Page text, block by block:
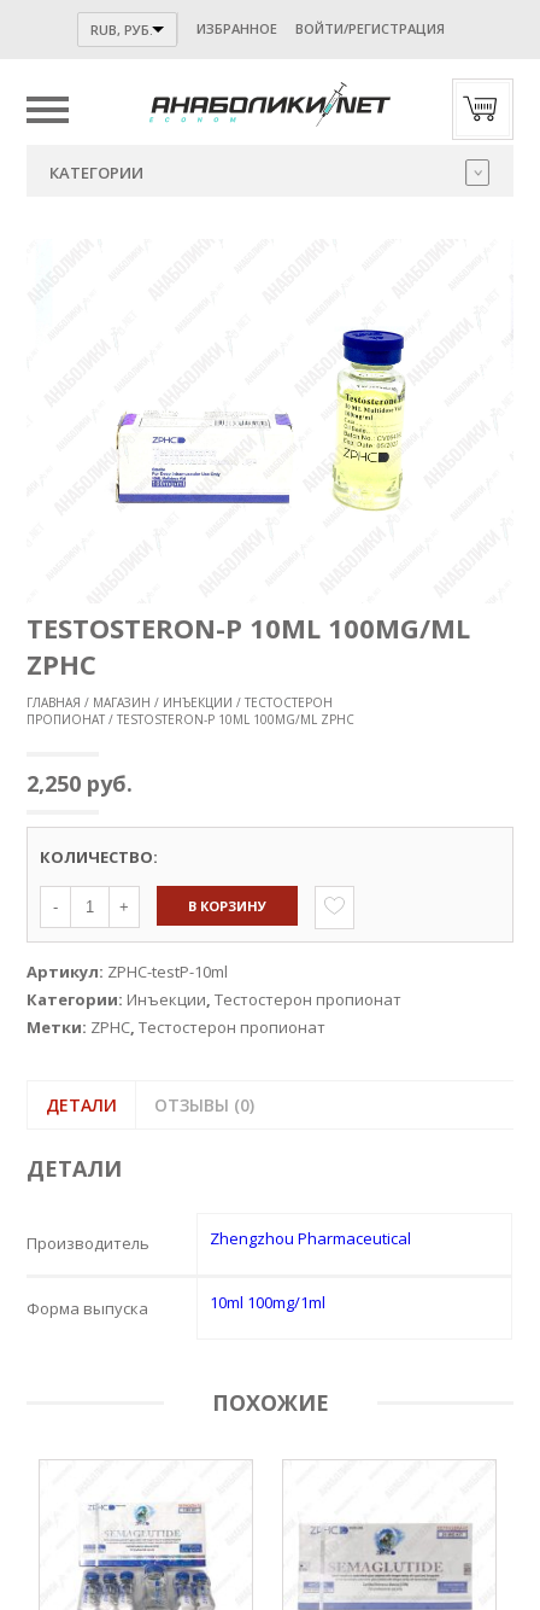
RUB, РУБ. ИЗБРАННОЕ ВОЙТИ/РЕГИСТРАЦИЯ
КАТЕГОРИИ
TESTOSTERON-P 10ML 100MG/ML
ZPHC
ГЛАВНАЯ / МАГАЗИН / ИНЪЕКЦИИ /ТЕСТОСТЕРОН
ПРОПИОНАТ / TESTOSTERON-P 10ML 100MG/ML ZPHC
2,250 руб.
КОЛИЧЕСТВО:
- + В КОРЗИНУ
Артикул: ZPHC-testP-10ml
Категории: Инъекции,Тестостерон пропионат
Метки: ZPHC,Тестостерон пропионат
ДЕТАЛИ ОТЗЫВЫ (0)
ДЕТАЛИ
Производитель Zhengzhou Pharmaceutical
Форма выпуска 10ml 100mg/1ml
ПОХОЖИЕ
ПОДПИСЫВАЙСЯ НА НАШ
TELEGRAM-
Будь в курсе актуальных купонов, акций и новостей нашего